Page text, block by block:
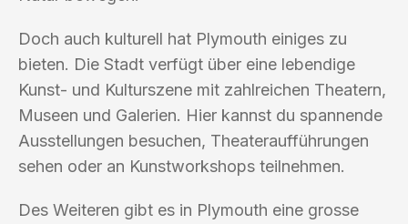
Doch auch kulturell hat Plymouth einiges zu
bieten. Die Stadt verfügt über eine lebendige
Kunst- und Kulturszene mit zahlreichen Theatern,
Museen und Galerien. Hier kannst du spannende
Ausstellungen besuchen, Theateraufführungen
sehen oder an Kunstworkshops teilnehmen.
Des Weiteren gibt es in Plymouth eine grosse